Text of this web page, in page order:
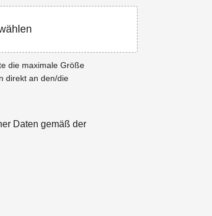
die maximale Größe
direkt an den/die
Daten gemäß der